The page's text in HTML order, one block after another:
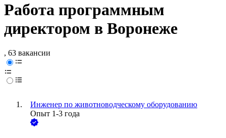
Работа программным
директором в Воронеже
, 63 вакансии
Инженер по животноводческому оборудованию
Опыт 1-3 года